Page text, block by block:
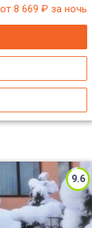
от 8 669 ₽ за ночь
9.6